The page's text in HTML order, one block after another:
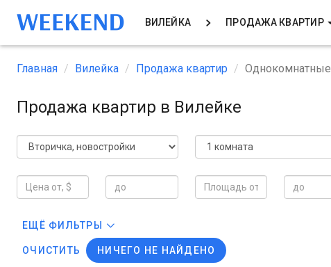
ВИЛЕЙКА ПРОДАЖА КВАРТИР
Главная Вилейка Продажа квартир Однокомнатные
Продажа квартир в Вилейке
ЕЩЁ ФИЛЬТРЫ
ОЧИСТИТЬ НИЧЕГО НЕ НАЙДЕНО